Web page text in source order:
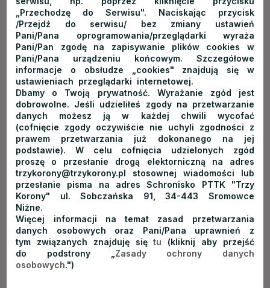
z pobliskich szlaków turystycznych, np. na Wielką Sowę,
Kalenicę lub Górę Parkową.
Jezioro Rożnowskie
w Beskidach
Udanewczasy nad jeziorem w górach spędzimy
w Beskidach, a konkretnie, nad Jeziorem Rożnowskim.
Zbiornik zaporowy powstały w wyniku spiętrzenia Dunajca
położony jest na terenie powiatu nowosądeckiego, pomiędzy
Kurowem i Rożnowem. Nie brakuje tutaj plaż, można pływać na
całym jego obszarze
jeziora górskiego, dozwolone jest
również wędkowanie i żeglarstwo. Z ciekawostek warto
wspomnieć, że na Jeziorze Rożnowskim znajduje się tzw.
Małpia Wyspa - jest to obszar szczególnej ochrony krajobrazu
i dom dla ponad 160 różnych gatunków ptaków.
Jezioro Międzybrodzkie
„Przechodzę do Serwisu". Naciskając przycisk
/Przejdź do serwisu/ bez zmiany ustawień
Pani/Pana oprogramowania/przeglądarki wyraża
Pani/Pan zgodę na zapisywanie plików cookies w
Pani/Pana urządzeniu końcowym. Szczegółowe
informacje o obsłudze „cookies" znajdują się w
ustawieniach przeglądarki internetowej.
Dbamy o Twoją prywatność. Wyrażanie zgód jest
dobrowolne. Jeśli udzieliłeś zgody na przetwarzanie
danych możesz ją w każdej chwili wycofać
(cofnięcie zgody oczywiście nie uchyli zgodności z
prawem przetwarzania już dokonanego na jej
podstawie). W celu cofnięcia udzielonych zgód
proszę o przesłanie drogą elektorniczną na adres
trzykorony@trzykorony.pl stosownej wiadomości lub
przesłanie pisma na adres Schronisko PTTK "Trzy
Korony" ul. Sobczańska 91, 34-443 Sromowce
Niżne.
Więcej informacji na temat zasad przetwarzania
danych osobowych oraz Pani/Pana uprawnień z
tym związanych znajduję siętu (kliknij aby przejść
do podstrony „ Zasady ochrony danych
osobowych.")